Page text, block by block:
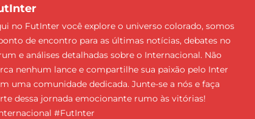
no FutInter você explore o universo colorado, somos
de encontro para as últimas notícias, debates no
e análises detalhadas sobre o Internacional. Não
nenhum lance e compartilhe sua paixão pelo Inter
uma comunidade dedicada. Junte-se a nós e faça
dessa jornada emocionante rumo às vitórias!
#FutInter